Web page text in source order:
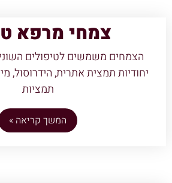
צמחי מרפא
הצמחים משמשים לטיפולים
יחודיות תמצית אתרית, הידרוסול,
תמציות
המשך קריאה »